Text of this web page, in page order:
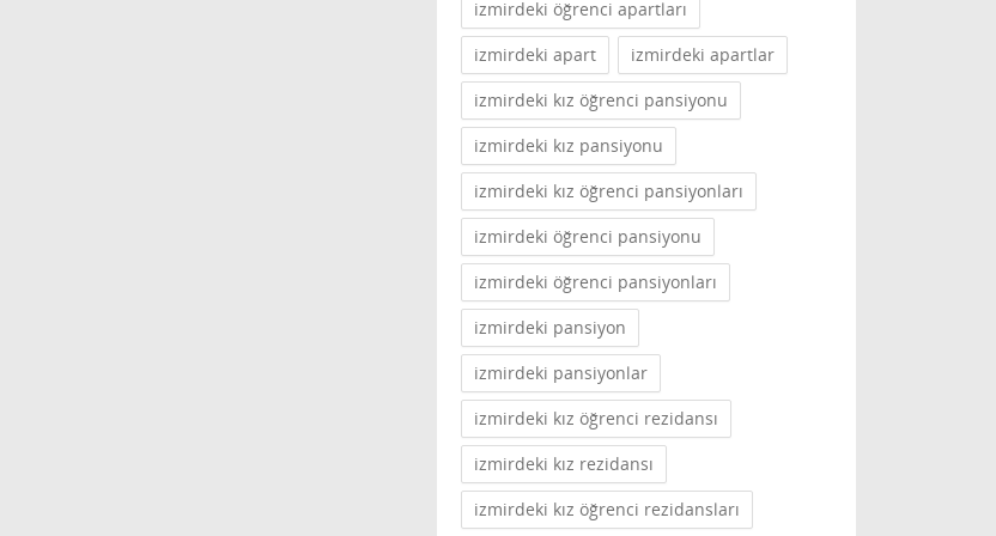
izmirdeki öğrenci apartları
izmirdeki apart
izmirdeki apartlar
izmirdeki kız öğrenci pansiyonu
izmirdeki kız pansiyonu
izmirdeki kız öğrenci pansiyonları
izmirdeki öğrenci pansiyonu
izmirdeki öğrenci pansiyonları
izmirdeki pansiyon
izmirdeki pansiyonlar
izmirdeki kız öğrenci rezidansı
izmirdeki kız rezidansı
izmirdeki kız öğrenci rezidansları